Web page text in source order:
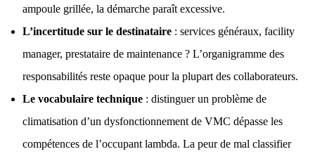
ampoule grillée, la démarche paraît excessive.
L’incertitude sur le destinataire : services généraux, facility
manager, prestataire de maintenance ? L’organigramme des
responsabilités reste opaque pour la plupart des collaborateurs.
Le vocabulaire technique : distinguer un problème de
climatisation d’un dysfonctionnement de VMC dépasse les
compétences de l’occupant lambda. La peur de mal classifier